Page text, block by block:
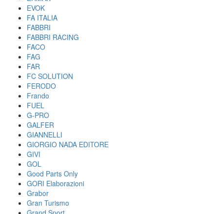
EVOK
FA ITALIA
FABBRI
FABBRI RACING
FACO
FAG
FAR
FC SOLUTION
FERODO
Frando
FUEL
G-PRO
GALFER
GIANNELLI
GIORGIO NADA EDITORE
GIVI
GOL
Good Parts Only
GORI Elaborazioni
Grabor
Gran Turismo